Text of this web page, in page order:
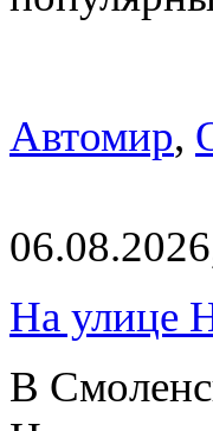
Автомир,
На улице
В